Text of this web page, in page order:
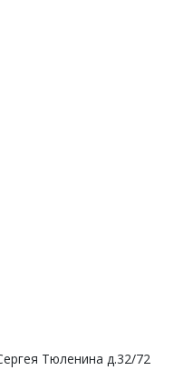
Тюленина д.32/72